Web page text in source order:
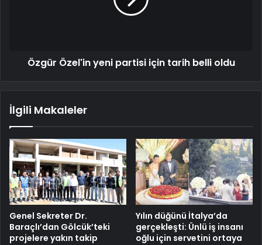
Özgür Özel'in yeni partisi için tarih belli oldu
İlgili Makaleler
Genel Sekreter Dr.
Baraçlı’dan Gölcük’teki
projelere yakın takip
Yılın düğünü İtalya’da
gerçekleşti: Ünlü iş insanı
oğlu için servetini ortaya